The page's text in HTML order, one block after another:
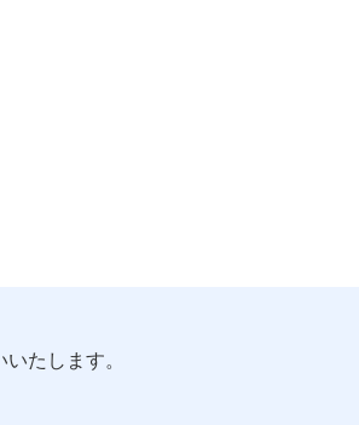
たします。